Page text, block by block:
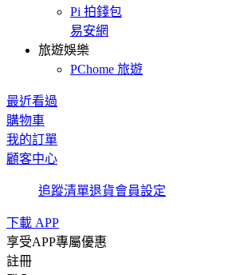
Pi 拍錢包
易安網
旅遊娛樂
PChome 旅遊
最近看過
購物車
我的訂單
顧客中心
追蹤清單退貨會員設定
下載 APP
享受APP專屬優惠
註冊